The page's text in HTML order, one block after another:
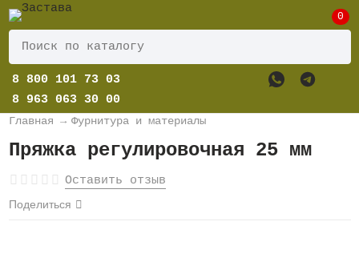
0
8 800 101 73 03
8 963 063 30 00
Главная → Фурнитура и материалы
Пряжка регулировочная 25 мм
Оставить отзыв
Поделиться